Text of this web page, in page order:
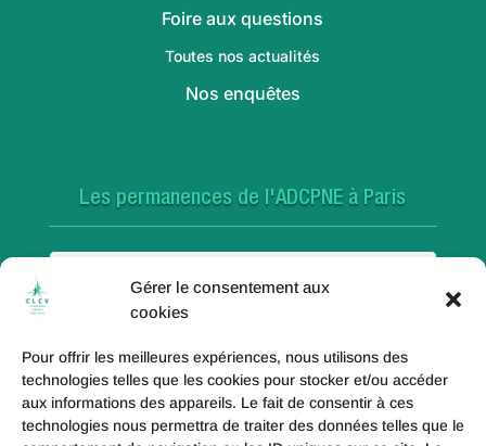
Gérer le consentement aux
cookies
Pour offrir les meilleures expériences, nous utilisons des
technologies telles que les cookies pour stocker et/ou accéder
aux informations des appareils. Le fait de consentir à ces
technologies nous permettra de traiter des données telles que le
Foire aux questions
Toutes nos actualités
Nos enquêtes
Les permanences de l'ADCPNE à Paris
Paris 18e
Paris 20e